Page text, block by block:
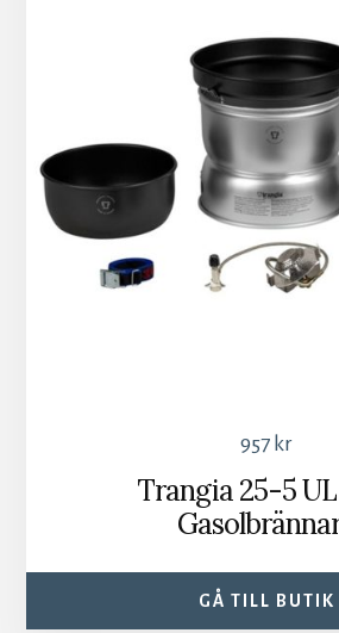
957 kr
Trangia 25-5
GÅ TILL BUTIK